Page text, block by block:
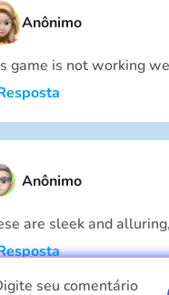
Cancelar
Anônimo
game is not working
Eu sou um garoto
Cancelar
Anônimo
are sleek and
Eu sou um garoto
seu comentário